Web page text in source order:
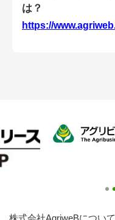
コラム・事
は？
https://
株式会社AgriweBについて